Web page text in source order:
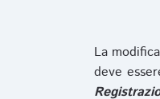
La
deve